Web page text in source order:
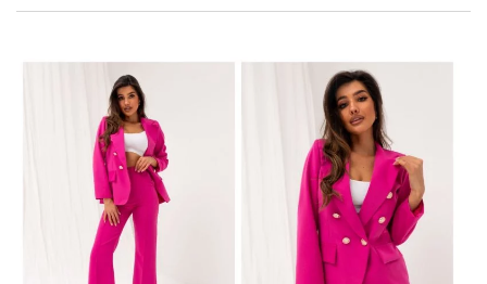
Khaki?
Ať už hledáte pyžamo pro každý den nebo pro zvláštní
příležitosti, tato dvoudílná pyžamová sada s pruhovanými
šortkami je perfektní. Díky univerzálnímu střihu bude skvělý
pro každou postavu. Khaki je navíc barva,která nikdy nevyjde
a pruhy dodávají tvorbě eleganci.
Khaki dvoudílné pyžamo s